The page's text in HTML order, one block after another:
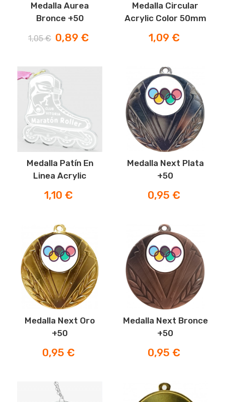
Medalla Aurea
Bronce +50
Precio
1,05 € Precio
0,89 €
Medalla Circular
Acrylic Color 50mm
Precio
1,09 €
Medalla Patín En
Linea Acrylic
Precio
1,10 €
Medalla Next Plata
+50
Precio
0,95 €
Medalla Next Oro
+50
Precio
0,95 €
Medalla Next Bronce
+50
Precio
0,95 €